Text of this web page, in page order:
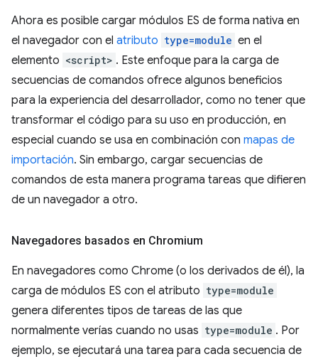
Ahora es posible cargar módulos ES de forma nativa en
el navegador con el atributo type=module en el
elemento <script> . Este enfoque para la carga de
secuencias de comandos ofrece algunos beneficios
para la experiencia del desarrollador, como no tener que
transformar el código para su uso en producción, en
especial cuando se usa en combinación con mapas de
importación. Sin embargo, cargar secuencias de
comandos de esta manera programa tareas que difieren
de un navegador a otro.
Navegadores basados en Chromium
En navegadores como Chrome (o los derivados de él), la
carga de módulos ES con el atributo type=module
genera diferentes tipos de tareas de las que
normalmente verías cuando no usas type=module . Por
ejemplo, se ejecutará una tarea para cada secuencia de